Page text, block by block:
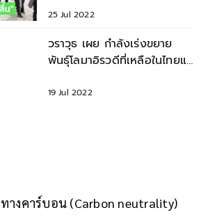
25 Jul 2022
วราวุธ เผย กำลังเร่งขยาย
พันธุ์โลมาอิรวดีที่เหลือในไทยแค่
19 Jul 2022
างคาร์บอน (Carbon neutrality)